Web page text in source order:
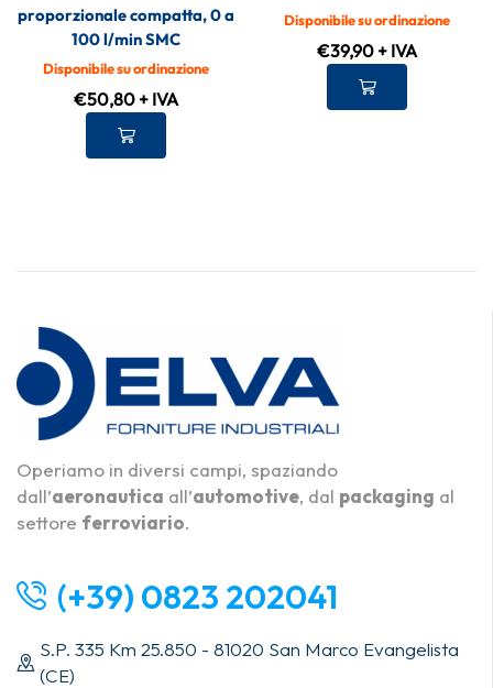
proporzionale compatta, 0 a
100 l/min SMC
Disponibile su ordinazione
€50,80 + IVA
Disponibile su ordinazione
€39,90 + IVA
Operiamo in diversi campi, spaziando
dall’aeronautica all’automotive, dal packaging al
settore ferroviario.
(+39) 0823 202041
S.P. 335 Km 25.850 - 81020 San Marco Evangelista
(CE)